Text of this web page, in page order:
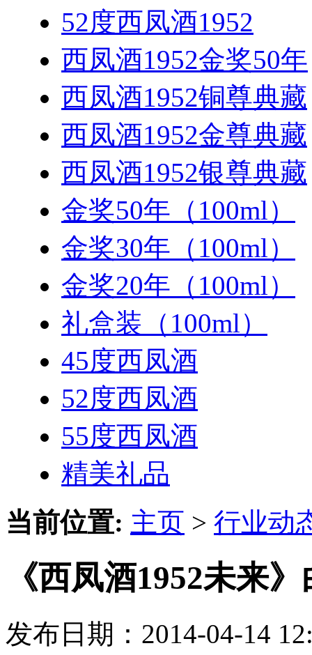
52度西凤酒1952
西凤酒1952金奖50年
西凤酒1952铜尊典藏
西凤酒1952金尊典藏
西凤酒1952银尊典藏
金奖50年（100ml）
金奖30年（100ml）
金奖20年（100ml）
礼盒装（100ml）
45度西凤酒
52度西凤酒
55度西凤酒
精美礼品
当前位置: 主页 > 行业动
《西凤酒1952未来
发布日期：2014-04-14